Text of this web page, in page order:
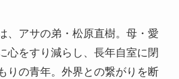
、アサの弟・松原直樹。母・愛
心をすり減らし、長年自室に閉
りの青年。外界との繋がりを断